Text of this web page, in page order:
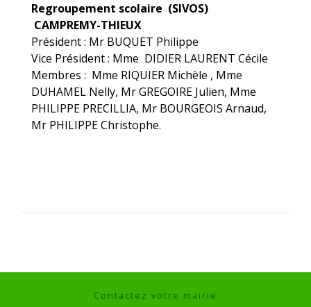
Regroupement scolaire (SIVOS)
CAMPREMY-THIEUX
Président : Mr BUQUET Philippe
Vice Président : Mme DIDIER LAURENT Cécile
Membres : Mme RIQUIER Michèle , Mme
DUHAMEL Nelly, Mr GREGOIRE Julien, Mme
PHILIPPE PRECILLIA, Mr BOURGEOIS Arnaud,
Mr PHILIPPE Christophe.
Contactez votre mairie